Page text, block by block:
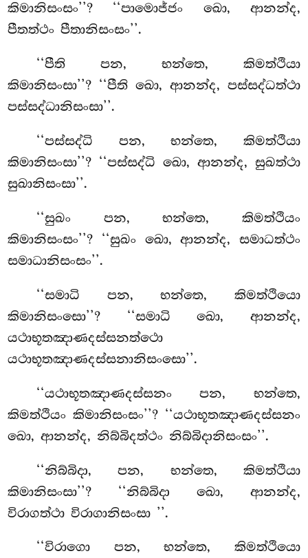
කිමානිසංසං’’? ‘‘පාමොජ්ජං ඛො, ආනන්ද,
පීතත්ථං පීතානිසංසං’’.
‘‘පීති පන, භන්තෙ, කිමත්ථියා
කිමානිසංසා’’? ‘‘පීති ඛො, ආනන්ද, පස්සද්ධත්ථා
පස්සද්ධානිසංසා’’.
‘‘පස්සද්ධි පන, භන්තෙ, කිමත්ථියා
කිමානිසංසා’’? ‘‘පස්සද්ධි ඛො, ආනන්ද, සුඛත්ථා
සුඛානිසංසා’’.
‘‘සුඛං පන, භන්තෙ, කිමත්ථියං
කිමානිසංසං’’? ‘‘සුඛං ඛො, ආනන්ද, සමාධත්ථං
සමාධානිසංසං’’.
‘‘සමාධි පන, භන්තෙ, කිමත්ථියො
කිමානිසංසො’’? ‘‘සමාධි ඛො, ආනන්ද,
යථාභූතඤාණදස්සනත්ථො
යථාභූතඤාණදස්සනානිසංසො’’.
‘‘යථාභූතඤාණදස්සනං පන, භන්තෙ,
කිමත්ථියං කිමානිසංසං’’? ‘‘යථාභූතඤාණදස්සනං
ඛො, ආනන්ද, නිබ්බිදත්ථං නිබ්බිදානිසංසං’’.
‘‘නිබ්බිදා, පන, භන්තෙ, කිමත්ථියා
කිමානිසංසා’’? ‘‘නිබ්බිදා ඛො, ආනන්ද,
විරාගත්ථා විරාගානිසංසා ’’.
‘‘විරාගො පන, භන්තෙ, කිමත්ථියො